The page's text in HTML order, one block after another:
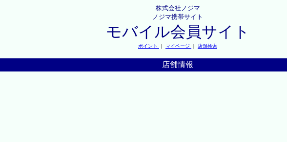
株式会社ノジマ
ノジマ携帯サイト
モバイル会員サイト
ポイント ｜ マイページ ｜ 店舗検索
店舗情報